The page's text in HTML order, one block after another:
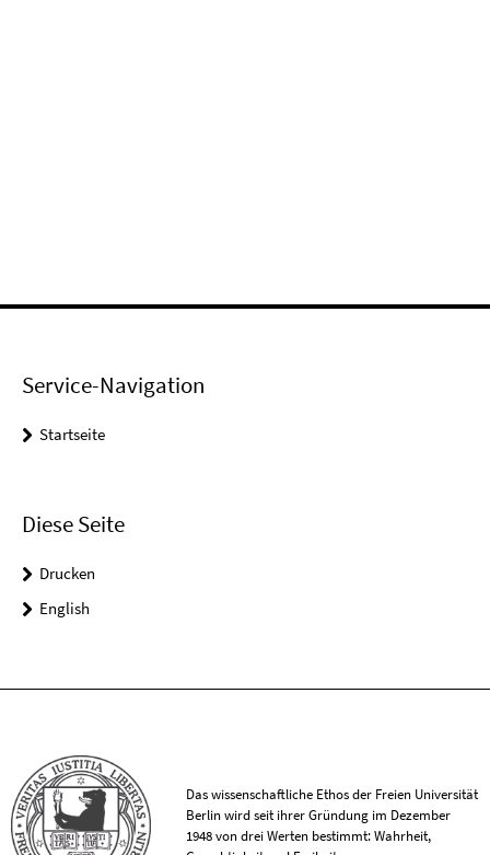
Service-Navigation
Startseite
Diese Seite
Drucken
English
Das wissenschaftliche Ethos der Freien Universität
Berlin wird seit ihrer Gründung im Dezember
1948 von drei Werten bestimmt: Wahrheit,